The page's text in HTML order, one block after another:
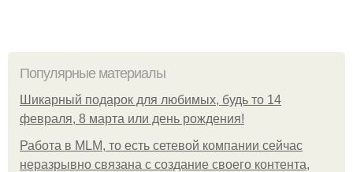
Популярные материалы
Шикарный подарок для любимых, будь то 14
февраля, 8 марта или день рождения!
Работа в MLM, то есть сетевой компании сейчас
неразрывно связана с создание своего контента,